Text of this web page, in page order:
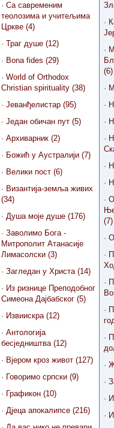
· Са савременим
теолозима и учитељима
Цркве (4)
· Траг душе (12)
· Bona fides (29)
· World of Orthodox
Christian spirituality (38)
· Јеванђелистар (95)
· Један обичан пут (5)
· Архиварник (2)
· Божић у Аустралији (7)
· Велики пост (6)
· Византија-земља живих
(34)
· Душа моје душе (176)
· Заволимо Бога -
Митрополит Атанасије
Лимасолски (3)
· Загледан у Христа (14)
· Из ризнице Преподобног
Симеона Дајбабског (5)
· Извиискра (12)
· Антологија
бесједништва (12)
· Вјером кроз живот (127)
· Говоримо српски (9)
· Графикон (10)
· Дјеца апокалипсе (216)
·
·
(6)
·
·
·
·
·
·
·
(7)
·
·
·
·
·
·
·
·
·